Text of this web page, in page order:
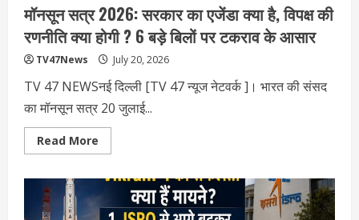
मॉनसून सत्र 2026: सरकार का एजेंडा क्या है, विपक्ष की
रणनीति क्या होगी ? 6 बड़े बिलों पर टकराव के आसार
TV47News July 20, 2026
TV 47 NEWSनई दिल्‍ली [TV 47 न्‍यूज नेटवर्क ]। भारत की संसद
का मॉनसून सत्र 20 जुलाई...
Read More
more
सत्र
2026:
सरकार